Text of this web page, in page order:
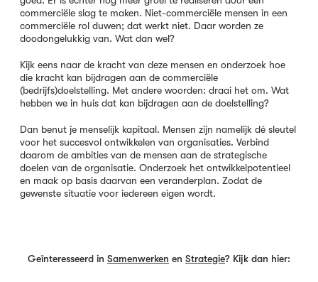
commerciële slag te maken. Niet-commerciële mensen in een
commerciële rol duwen; dat werkt niet. Daar worden ze
doodongelukkig van. Wat dan wel?
Kijk eens naar de kracht van deze mensen en onderzoek hoe
die kracht kan bijdragen aan de commerciële
(bedrijfs)doelstelling. Met andere woorden: draai het om. Wat
hebben we in huis dat kan bijdragen aan de doelstelling?
Dan benut je menselijk kapitaal. Mensen zijn namelijk dé sleutel
voor het succesvol ontwikkelen van organisaties. Verbind
daarom de ambities van de mensen aan de strategische
doelen van de organisatie. Onderzoek het ontwikkelpotentieel
en maak op basis daarvan een veranderplan. Zodat de
gewenste situatie voor iedereen eigen wordt.
Geïnteresseerd in Samenwerken en Strategie? Kijk dan hier: